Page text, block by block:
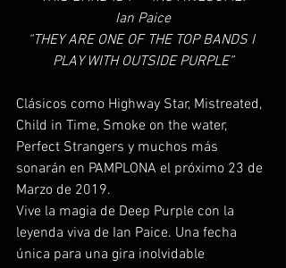
Ian Paice
“THEY ARE ONE OF THE TOP BANDS I
PLAY WITH OUTSIDE PURPLE”
Clásicos como Highway Star, Mistreated,
Child in Time, Smoke on the water,
Perfect Strangers y muchos más
sonarán en PAMPLONA el próximo 23 de
Marzo de 2019.
Vive la magia de Deep Purple con la
leyenda viva de Ian Paice. Una fecha
única para una gira inolvidable